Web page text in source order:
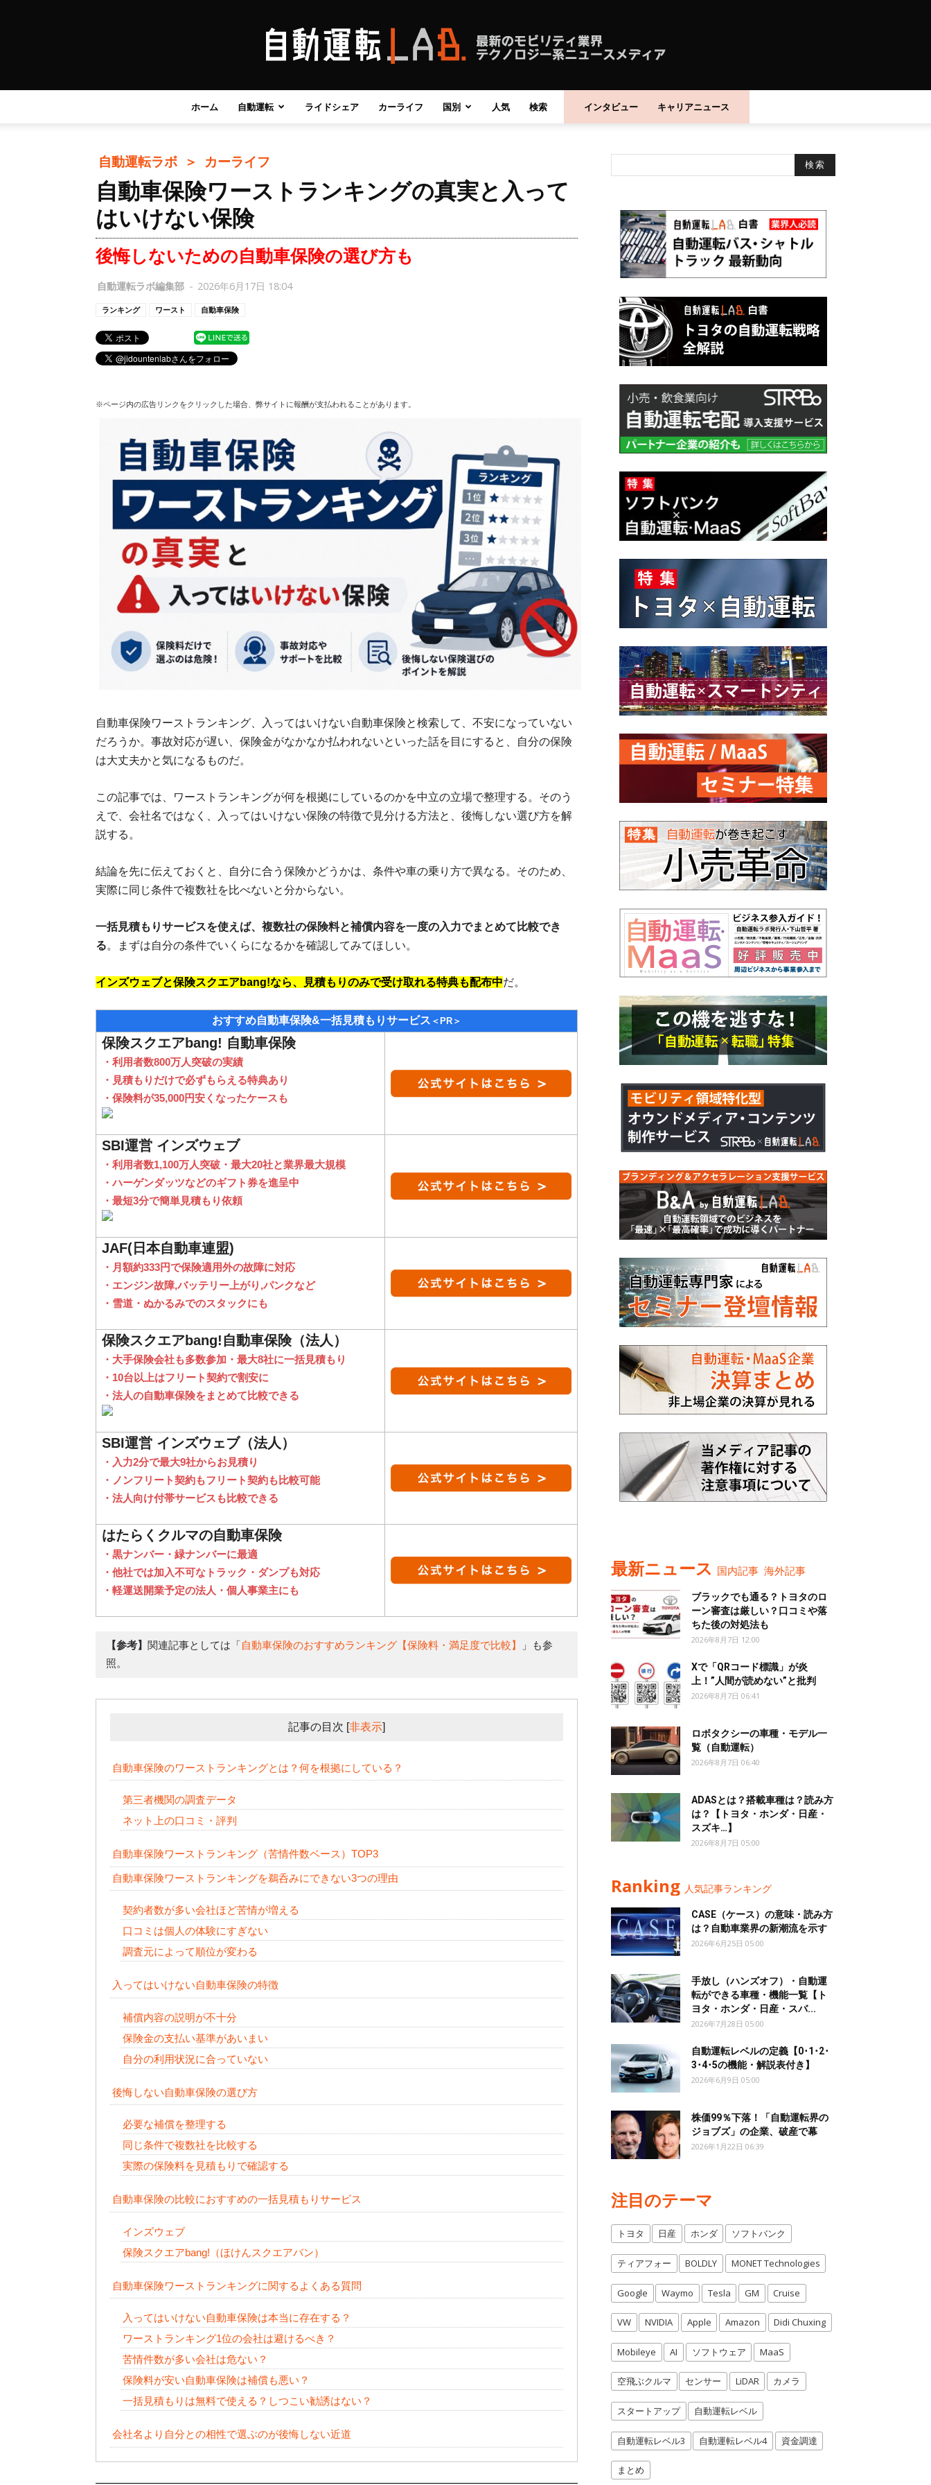
自
動
ラ
ボ
ホーム 自動運転 ライドシェア カーライフ 国別 人気 検索 インタビュー キャリアニュース
自動運転ラボ ＞ カーライフ
自動車保険ワーストランキングの真実と入って
はいけない保険
後悔しないための自動車保険の選び方も
自動運転ラボ編集部 - 2026年6月17日 18:04
ランキング ワースト 自動車保険
※ページ内の広告リンクをクリックした場合、弊サイトに報酬が支払われることがあります。
自動車保険ワーストランキング、入ってはいけない自動車保険と検索して、不安になっていない
だろうか。事故対応が遅い、保険金がなかなか払われないといった話を目にすると、自分の保険
は大丈夫かと気になるものだ。
この記事では、ワーストランキングが何を根拠にしているのかを中立の立場で整理する。そのう
えで、会社名ではなく、入ってはいけない保険の特徴で見分ける方法と、後悔しない選び方を解
説する。
結論を先に伝えておくと、自分に合う保険かどうかは、条件や車の乗り方で異なる。そのため、
実際に同じ条件で複数社を比べないと分からない。
一括見積もりサービスを使えば、複数社の保険料と補償内容を一度の入力でまとめて比較でき
る。まずは自分の条件でいくらになるかを確認してみてほしい。
インズウェブと保険スクエアbang!なら、見積もりのみで受け取れる特典も配布中だ。
おすすめ自動車保険&一括見積もりサービス ＜PR＞
保険スクエアbang! 自動車保険
・利用者数800万人突破の実績
・見積もりだけで必ずもらえる特典あり
・保険料が35,000円安くなったケースも
SBI運営 インズウェブ
・利用者数1,100万人突破・最大20社と業界最大規模
・ハーゲンダッツなどのギフト券を進呈中
・最短3分で簡単見積もり依頼
JAF(日本自動車連盟)
・月額約333円で保険適用外の故障に対応
・エンジン故障,バッテリー上がり,パンクなど
・雪道・ぬかるみでのスタックにも
保険スクエアbang!自動車保険（法人）
・大手保険会社も多数参加・最大8社に一括見積もり
・10台以上はフリート契約で割安に
・法人の自動車保険をまとめて比較できる
SBI運営 インズウェブ（法人）
・入力2分で最大9社からお見積り
・ノンフリート契約もフリート契約も比較可能
・法人向け付帯サービスも比較できる
はたらくクルマの自動車保険
・黒ナンバー・緑ナンバーに最適
・他社では加入不可なトラック・ダンプも対応
・軽運送開業予定の法人・個人事業主にも
【参考】 関連記事としては「自動車保険のおすすめランキング【保険料・満足度で比較】
」も参
照。
記事の目次 [非表示]
自動車保険のワーストランキングとは？何を根拠にしている？
第三者機関の調査データ
ネット上の口コミ・評判
自動車保険ワーストランキング（苦情件数ベース）TOP3
自動車保険ワーストランキングを鵜呑みにできない3つの理由
契約者数が多い会社ほど苦情が増える
口コミは個人の体験にすぎない
調査元によって順位が変わる
入ってはいけない自動車保険の特徴
補償内容の説明が不十分
保険金の支払い基準があいまい
自分の利用状況に合っていない
後悔しない自動車保険の選び方
必要な補償を整理する
同じ条件で複数社を比較する
実際の保険料を見積もりで確認する
自動車保険の比較におすすめの一括見積もりサービス
インズウェブ
保険スクエアbang!（ほけんスクエアバン）
自動車保険ワーストランキングに関するよくある質問
入ってはいけない自動車保険は本当に存在する？
ワーストランキング1位の会社は避けるべき？
苦情件数が多い会社は危ない？
保険料が安い自動車保険は補償も悪い？
一括見積もりは無料で使える？しつこい勧誘はない？
会社名より自分との相性で選ぶのが後悔しない近道
最新ニュース 国内記事 海外記事
ブラックでも通る？トヨタのロ
ーン審査は厳しい？口コミや落
ちた後の対処法も
2026年8月7日 12:00
Xで「QRコード標識」が炎
上！”人間が読めない”と批判
2026年8月7日 06:41
ロボタクシーの車種・モデル一
覧（自動運転）
2026年8月7日 06:40
ADASとは？搭載車種は？読み方
は？【トヨタ・ホンダ・日産・
スズキ…】
2026年8月7日 05:00
Ranking 人気記事ランキング
CASE（ケース）の意味・読み方
は？自動車業界の新潮流を示す
2026年6月25日 05:00
手放し（ハンズオフ）・自動運
転ができる車種・機能一覧【ト
ヨタ・ホンダ・日産・スバ...
2026年7月28日 05:00
自動運転レベルの定義【0･1･2･
3･4･5の機能・解説表付き】
2026年6月9日 05:00
株価99％下落！「自動運転界の
ジョブズ」の企業、破産で幕
2026年1月22日 06:39
注目のテーマ
トヨタ 日産 ホンダ ソフトバンク
ティアフォー BOLDLY MONET Technologies
Google Waymo Tesla GM Cruise
VW NVIDIA Apple Amazon Didi Chuxing
Mobileye AI ソフトウェア MaaS
空飛ぶクルマ センサー LiDAR カメラ
スタートアップ 自動運転レベル
自動運転レベル3 自動運転レベル4 資金調達
まとめ